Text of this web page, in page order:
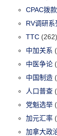
CPAC拨款
RV调研系
TTC (262)
中加关系
中医争论
中国制造
人口普查
党魁选举
加元汇率
加拿大政